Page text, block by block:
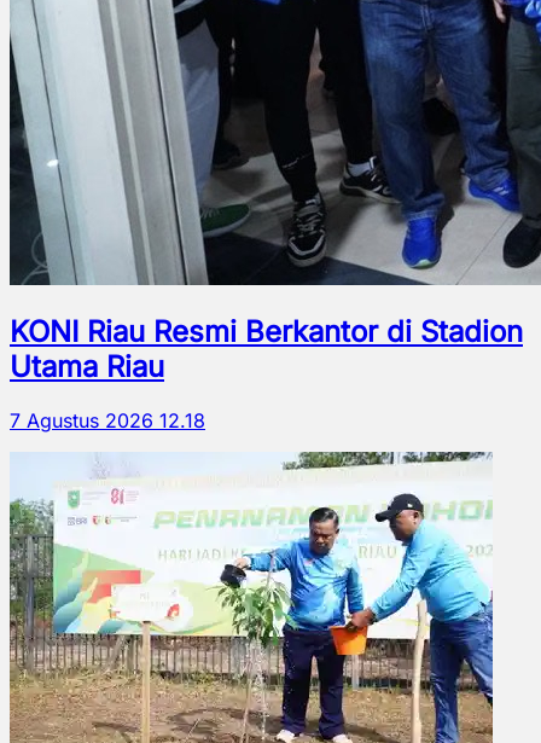
KONI Riau Resmi Berkantor di Stadion
Utama Riau
7 Agustus 2026 12.18